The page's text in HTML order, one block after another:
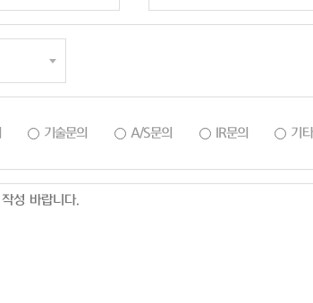
기술문의 A/S문의 IR문의 기타